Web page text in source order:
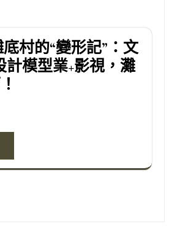
底村的“變形記”：文
計模型業+影視，灘